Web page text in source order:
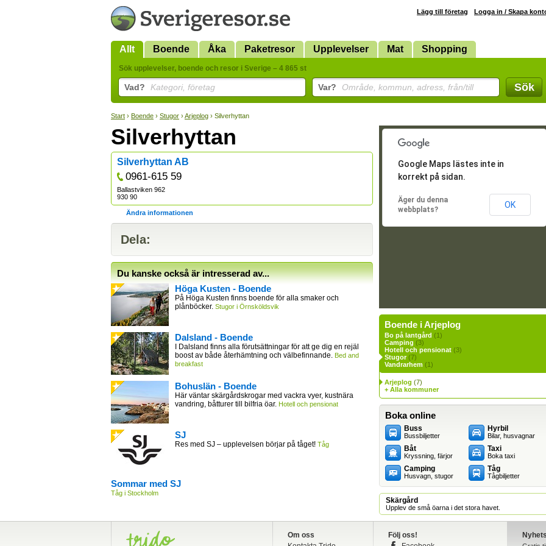
Lägg till företag Logga in / Skapa
Allt Boende Åka Paketresor Upplevelser Mat Shopping
Sök upplevelser, boende och resor i Sverige – 4 865 st
Vad? Kategori, företag Var? Område, kommun, adress, från/till Sök
Start › Boende › Stugor ›Arjeplog › Silverhyttan
Silverhyttan
Silverhyttan AB
0961-615 59
Ballastviken 962
930 90
Ändra informationen
Dela:
Du kanske också är intresserad av...
Höga Kusten - Boende
På Höga Kusten finns boende för alla smaker och
plånböcker. Stugor i Örnsköldsvik
Dalsland - Boende
I Dalsland finns alla förutsättningar för att ge dig en rejäl
boost av både återhämtning och välbefinnande. Bed and
breakfast
Bohuslän - Boende
Här väntar skärgårdskrogar med vackra vyer, kustnära
vandring, båtturer till bilfria öar. Hotell och pensionat
SJ
Res med SJ – upplevelsen börjar på tåget! Tåg
Sommar med SJ
Tåg i Stockholm
Google Maps lästes inte in
korrekt på sidan.
Äger du denna
webbplats?
OK
Boende i Arjeplog
Bo på lantgård (1)
Camping (3)
Hotell och pensionat (3)
Stugor(7)
Vandrarhem (1)
Arjeplog (7)
+ Alla kommuner
Boka online
Buss
Bussbiljetter
Båt
Kryssning, färjor
Camping
Husvagn, stugor
Hyrbil
Bilar, husvagnar
Taxi
Boka taxi
Tåg
Tågbiljetter
Skärgård
Upplev de små öarna i det stora havet.
Om oss
Följ oss!